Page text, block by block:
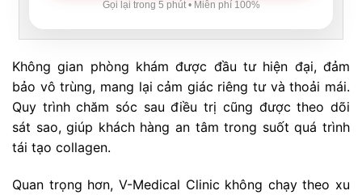
Gọi lại trong 5 phút • Miễn phí 100%
Không gian phòng khám được đầu tư hiện đại, đảm
bảo vô trùng, mang lại cảm giác riêng tư và thoải mái.
Quy trình chăm sóc sau điều trị cũng được theo dõi
sát sao, giúp khách hàng an tâm trong suốt quá trình
tái tạo collagen.
Quan trọng hơn, V-Medical Clinic không chạy theo xu